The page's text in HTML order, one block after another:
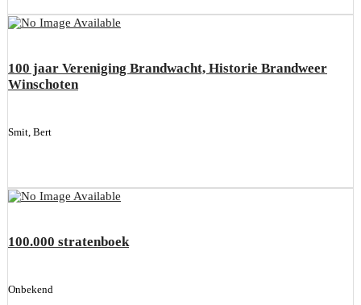
100 jaar Vereniging Brandwacht, Historie Brandweer
Winschoten
Smit, Bert
100.000 stratenboek
Onbekend